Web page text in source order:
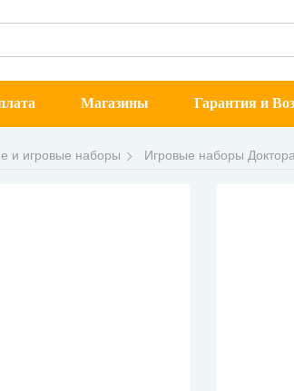
Магазины Гарантия и
и игровые наборы Игровые наборы Доктора